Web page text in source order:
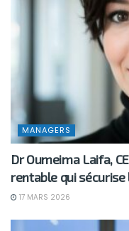
MANAGERS
Dr Oumeima Laifa,
rentable qui
17 MARS 2026